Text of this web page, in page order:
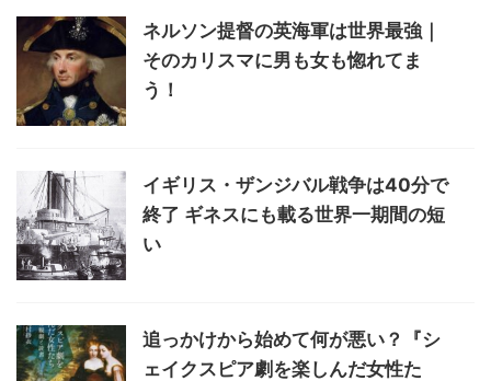
ネルソン提督の英海軍は世界最強｜
そのカリスマに男も女も惚れてま
う！
イギリス・ザンジバル戦争は40分で
終了 ギネスにも載る世界一期間の短
い
追っかけから始めて何が悪い？『シ
ェイクスピア劇を楽しんだ女性た